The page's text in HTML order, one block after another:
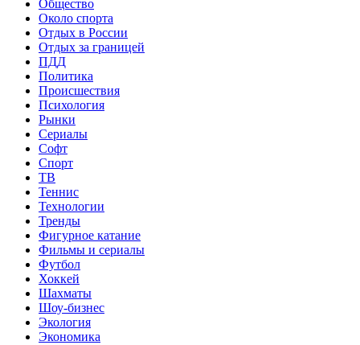
Общество
Около спорта
Отдых в России
Отдых за границей
ПДД
Политика
Происшествия
Психология
Рынки
Сериалы
Софт
Спорт
ТВ
Теннис
Технологии
Тренды
Фигурное катание
Фильмы и сериалы
Футбол
Хоккей
Шахматы
Шоу-бизнес
Экология
Экономика